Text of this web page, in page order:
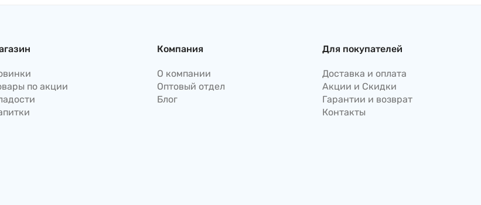
по акции
Компания
О компании
Оптовый отдел
Блог
Для покупателей
Доставка и оплата
Акции и Скидки
Гарантии и возврат
Контакты